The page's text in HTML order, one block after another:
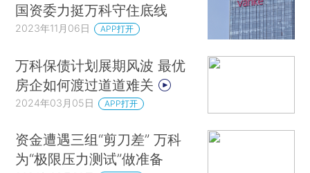
国资委力挺万科守住底线
2023年11月06日 APP打开
万科保债计划展期风波 最优
房企如何渡过道道难关
2024年03月05日 APP打开
资金遭遇三组“剪刀差” 万科
为“极限压力测试”做准备